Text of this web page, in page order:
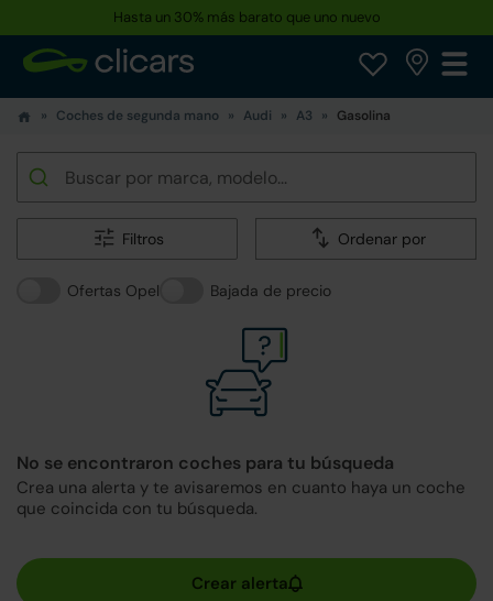
Hasta un 30% más barato que uno nuevo
Coches de segunda mano Audi A3 Gasolina
Filtros Ordenar por
Ofertas Opel Bajada de precio
No se encontraron coches para tu búsqueda
Crea una alerta y te avisaremos en cuanto haya un coche
que coincida con tu búsqueda.